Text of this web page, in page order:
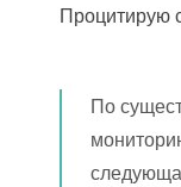
Процитирую
По